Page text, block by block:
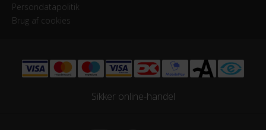
Persondatapolitik
Brug af cookies
Sikker online-handel